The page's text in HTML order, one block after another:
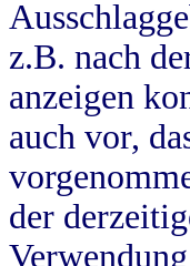
z.B. nach
anzeigen
auch vor,
der